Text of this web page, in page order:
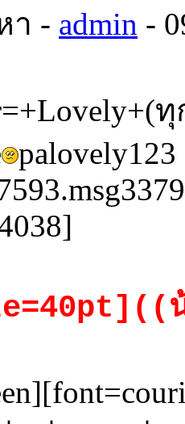
า - admin -
palovely123